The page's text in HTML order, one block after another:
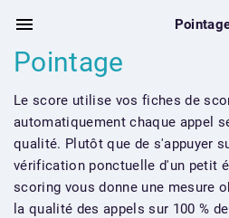
Pointage
Le score utilise vos fiches de
automatiquement chaque appel
qualité. Plutôt que de s'appuyer
vérification ponctuelle d'un petit
scoring vous donne une mesure
la qualité des appels sur 100 %